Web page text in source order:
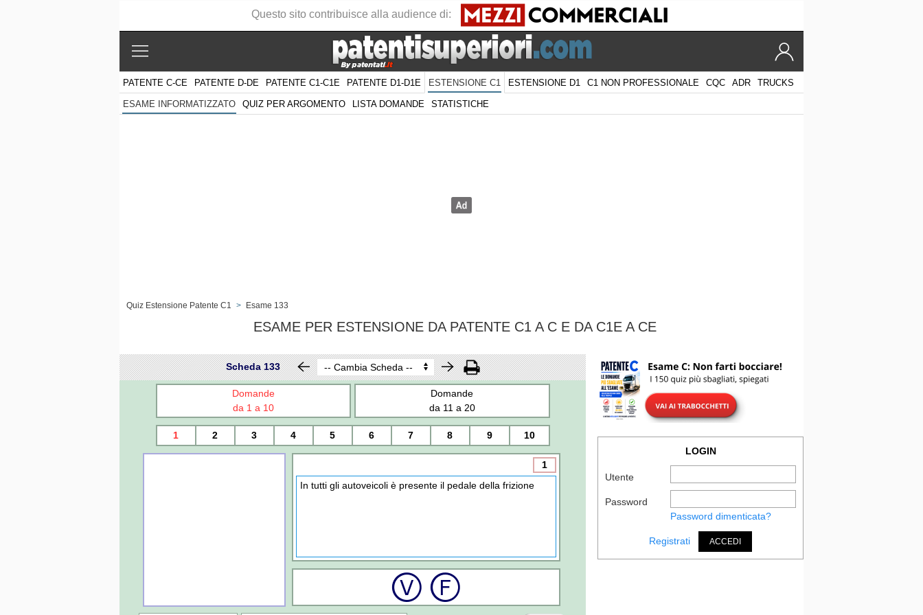
PATENTE C-CE PATENTE D-DE PATENTE C1-C1E PATENTE D1-D1E ESTENSIONE C1 ESTENSIONE D1 C1 NON PROFESSIONALE CQC ADR TRUCKS
ESAME INFORMATIZZATO QUIZ PER ARGOMENTO LISTA DOMANDE STATISTICHE
Quiz Estensione Patente C1 > Esame 133
ESAME PER ESTENSIONE DA PATENTE C1 A C E DA C1E A CE
Scheda 133
Domande
da 1 a 10
Domande
da 11 a 20
1 2 3 4 5 6 7 8 9 10
1
In tutti gli autoveicoli è presente il pedale della frizione
LOGIN
Utente
Password
Password dimenticata?
Registrati ACCEDI
Questo sito contribuisce alla audience di: